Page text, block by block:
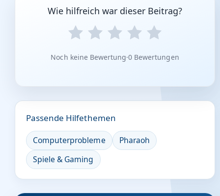
Wie hilfreich war dieser Beitrag?
Noch keine Bewertung·0 Bewertungen
Passende Hilfethemen
Computerprobleme
Pharaoh
Spiele & Gaming